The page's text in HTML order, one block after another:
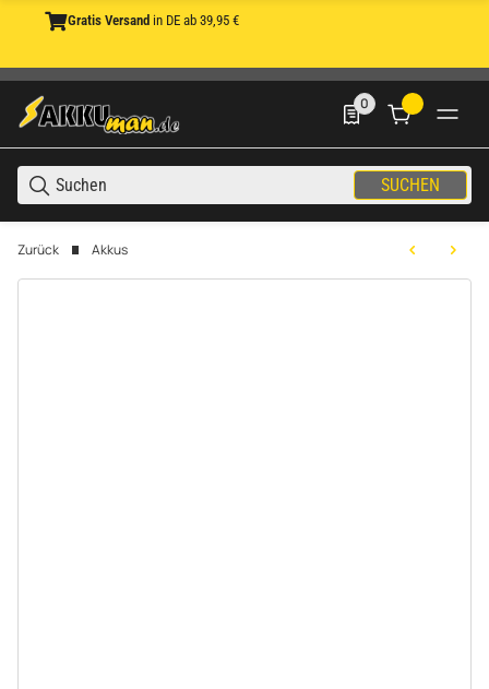
Gratis Versand in DE ab 39,95 €
SUCHEN
0
0 Produkte in der
Zurück Akkus